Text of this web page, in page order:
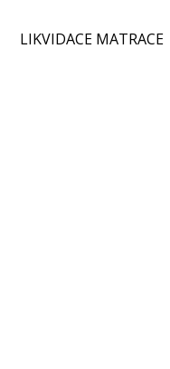
LIKVIDACE MATRACE